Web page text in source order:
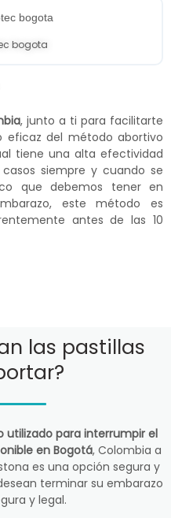
bogota
, junto a ti para facilitarte
eficaz del método abortivo
tiene una alta efectividad
siempre y cuando se
que debemos tener en
este método es
antes de las 10
las pastillas
para interrumpir el
en Bogotá, Colombia a
es una opción segura y
terminar su embarazo
y legal.